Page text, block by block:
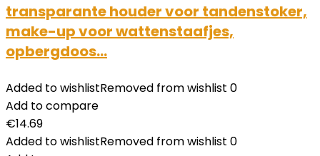
transparante houder voor tandenstoker,
make-up voor wattenstaafjes,
opbergdoos…
Added to wishlistRemoved from wishlist 0
Add to compare
€14.69
Added to wishlistRemoved from wishlist 0